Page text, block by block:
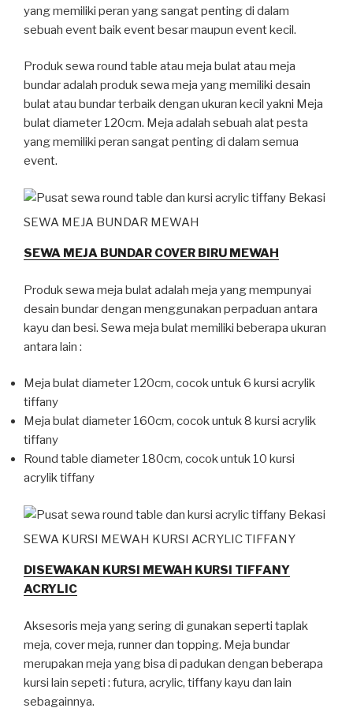
yang memiliki peran yang sangat penting di dalam
sebuah event baik event besar maupun event kecil.
Produk sewa round table atau meja bulat atau meja
bundar adalah produk sewa meja yang memiliki desain
bulat atau bundar terbaik dengan ukuran kecil yakni Meja
bulat diameter 120cm. Meja adalah sebuah alat pesta
yang memiliki peran sangat penting di dalam semua
event.
SEWA MEJA BUNDAR MEWAH
SEWA MEJA BUNDAR COVER BIRU MEWAH
Produk sewa meja bulat adalah meja yang mempunyai
desain bundar dengan menggunakan perpaduan antara
kayu dan besi. Sewa meja bulat memiliki beberapa ukuran
antara lain :
Meja bulat diameter 120cm, cocok untuk 6 kursi acrylik
tiffany
Meja bulat diameter 160cm, cocok untuk 8 kursi acrylik
tiffany
Round table diameter 180cm, cocok untuk 10 kursi
acrylik tiffany
SEWA KURSI MEWAH KURSI ACRYLIC TIFFANY
DISEWAKAN KURSI MEWAH KURSI TIFFANY
ACRYLIC
Aksesoris meja yang sering di gunakan seperti taplak
meja, cover meja, runner dan topping. Meja bundar
merupakan meja yang bisa di padukan dengan beberapa
kursi lain sepeti : futura, acrylic, tiffany kayu dan lain
sebagainnya.